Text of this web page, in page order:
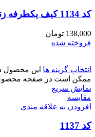
کد 1134 کیف یکطرفه زنانه جلو حلقه
138,000 تومان
فروخته شده
انتخاب گزینه ها این محصول
ممکن است در صفحه محصول
نمایش سریع
مقايسه
افزودن به علاقه مندی
کد 1137